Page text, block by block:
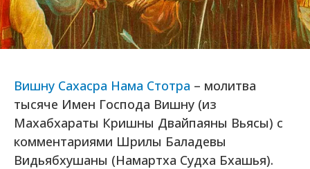
Вишну Сахасра Нама Стотра – молитва
тысяче Имен Господа Вишну (из
Махабхараты Кришны Двайпаяны Вьясы) с
комментариями Шрилы Баладевы
Видьябхушаны (Намартха Судха Бхашья).